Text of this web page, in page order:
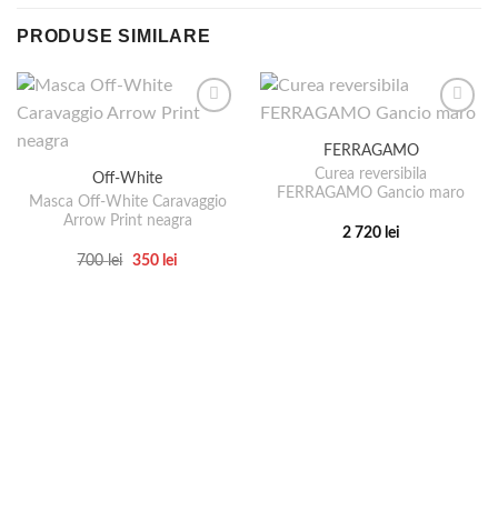
PRODUSE SIMILARE
Off-White
Masca Off-White Caravaggio
Arrow Print neagra
700lei
Prețul
350 leiPrețul
FERRAGAMO
Curea reversibila
FERRAGAMO Gancio maro
2 720 lei